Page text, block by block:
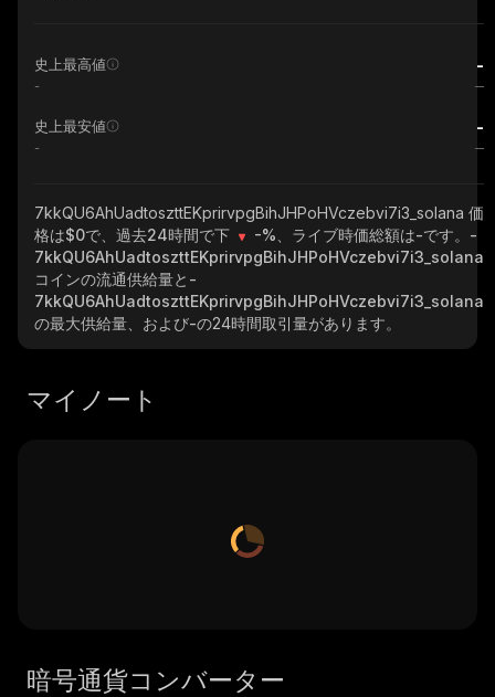
史上最高値 -
-
史上最安値 -
-
7kkQU6AhUadtoszttEKprirvpgBihJHPoHVczebvi7i3_solana 価
格は$0で、過去24時間で下
-% 、ライブ時価総額は-です。 -
7kkQU6AhUadtoszttEKprirvpgBihJHPoHVczebvi7i3_solana
コインの流通供給量と -
7kkQU6AhUadtoszttEKprirvpgBihJHPoHVczebvi7i3_solana
の最大供給量、および-の24時間取引量があります。
マイノート
暗号通貨コンバーター